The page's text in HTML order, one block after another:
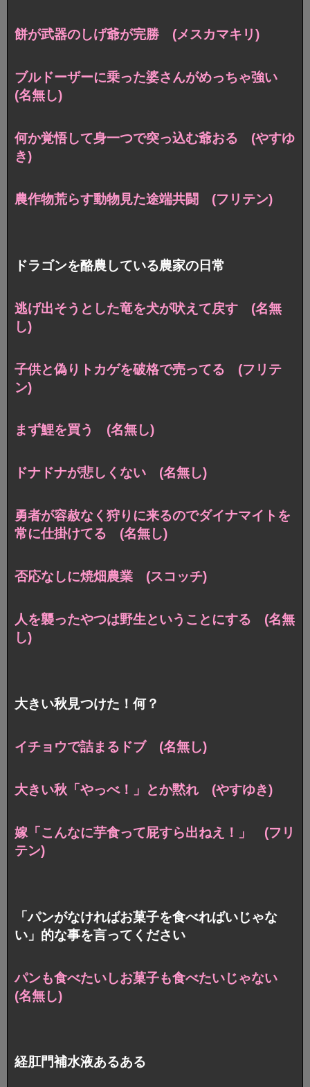
餅が武器のしげ爺が完勝 (メスカマキリ)
ブルドーザーに乗った婆さんがめっちゃ強い
(名無し)
何か覚悟して身一つで突っ込む爺おる (やすゆ
き)
農作物荒らす動物見た途端共闘 (フリテン)
ドラゴンを酪農している農家の日常
逃げ出そうとした竜を犬が吠えて戻す (名無
し)
子供と偽りトカゲを破格で売ってる (フリテ
ン)
まず鯉を買う (名無し)
ドナドナが悲しくない (名無し)
勇者が容赦なく狩りに来るのでダイナマイトを
常に仕掛けてる (名無し)
否応なしに焼畑農業 (スコッチ)
人を襲ったやつは野生ということにする (名無
し)
大きい秋見つけた！何？
イチョウで詰まるドブ (名無し)
大きい秋「やっべ！」とか黙れ (やすゆき)
嫁「こんなに芋食って屁すら出ねえ！」 (フリ
テン)
「パンがなければお菓子を食べればいじゃな
い」的な事を言ってください
パンも食べたいしお菓子も食べたいじゃない
(名無し)
経肛門補水液あるある